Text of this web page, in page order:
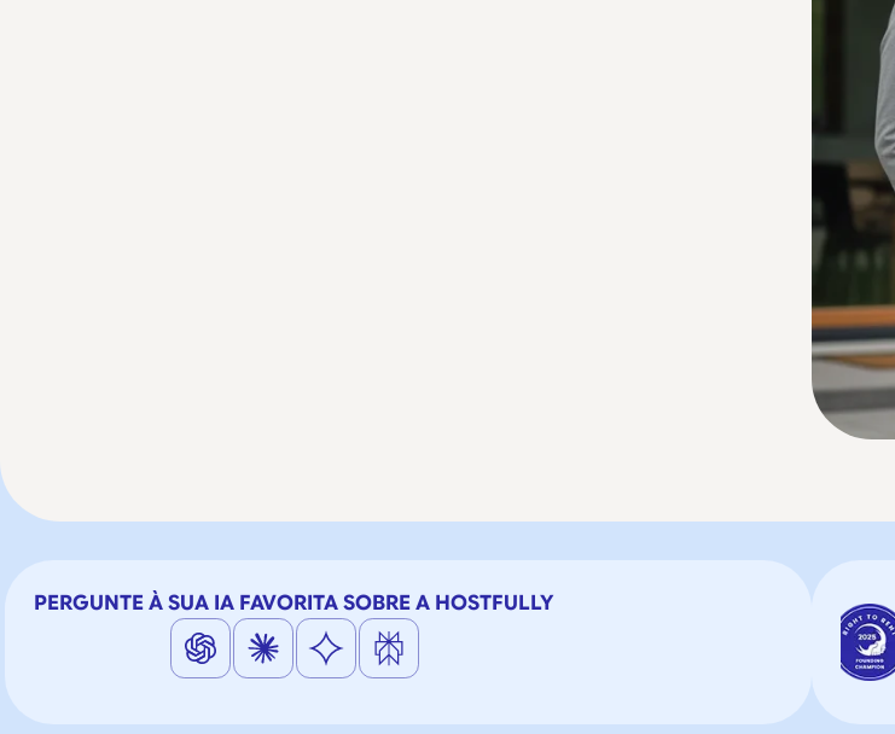
PERGUNTE À SUA IA FAVORITA SOBRE A HOSTFULLY